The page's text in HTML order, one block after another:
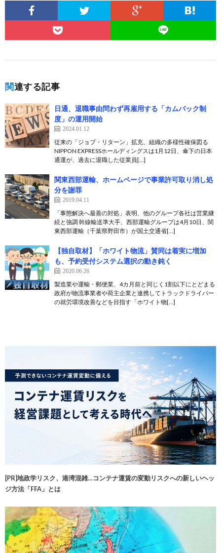
関連する記事
日通、退職事由問わず再雇用する「カムバック制
度」の運用開始
2024.01.12
従来の「ジョブ・リターン」拡充、組織の多様性確保図る
NIPPON EXPRESSホールディングスは1月12日、傘下の日本
通運が、過去に退職した従業員[…]
関東西部運輸、ホームページで事業許可取り消し処
分を謝罪
2019.04.11
「事態解決へ最善の対処」表明、他のグループ各社は営業継
続と強調 幹線輸送準大手、西部運輸グループは4月10日、関
東西部運輸（千葉県野田市）が国土交通省[…]
【独自取材】「ホワイト物流」賛同は着実に増加
も、予約受付システム選択の動き鈍く
2020.06.26
製造業や運輸・郵便業、4カ月前と同じく1割以下にとどまる
政府が物流事業者や荷主企業と連携してトラックドライバー
の就労環境改善などを目指す「ホワイト物[…]
[PR]地政学リスク、港湾混雑…コンテナ運賃の変動リスクへの新しいヘッ
ジ方法「FFA」とは